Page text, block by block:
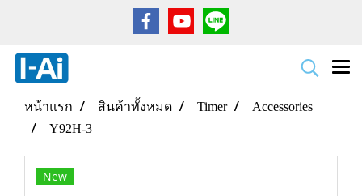
หน้าแรก สินค้าทั้งหมด Timer
Accessories
Y92H-3
New